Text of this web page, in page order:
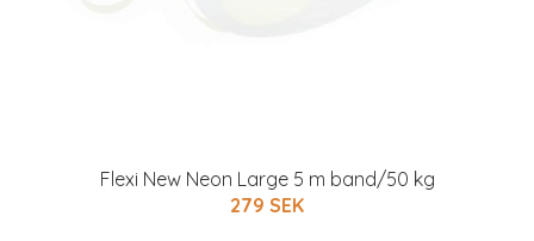
Flexi New Neon Large 5 m band/50 kg
279 SEK